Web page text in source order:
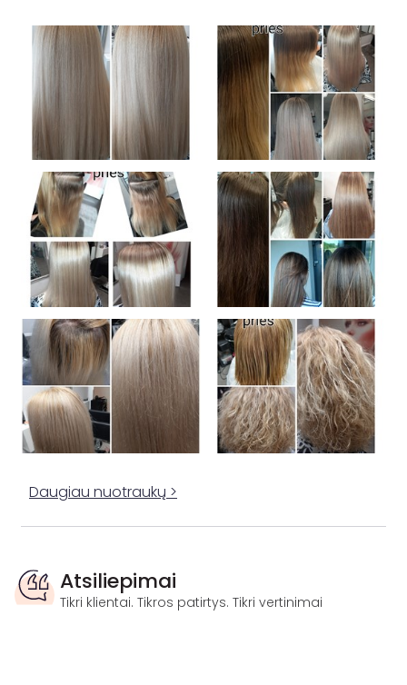
Daugiau nuotraukų >
Atsiliepimai
Tikri klientai. Tikros patirtys. Tikri vertinimai